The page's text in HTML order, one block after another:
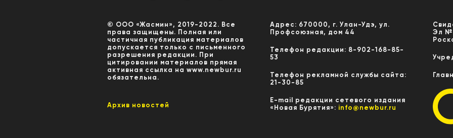
© ООО «Жасмин», 2019-2022. Все
права защищены. Полная или
частичная публикация материалов
допускается только с письменного
разрешения редакции. При
цитировании материалов прямая
активная ссылка на www.newbur.ru
обязательна.
Архив новостей
Адрес: 670000, г. Улан-Удэ, ул.
Профсоюзная, дом 44
Телефон редакции: 8-902-168-85-
53
Телефон рекламной службы сайта:
21-30-85
E-mail редакции сетевого издания
«Новая Бурятия»: info@newbur.ru
Эл №